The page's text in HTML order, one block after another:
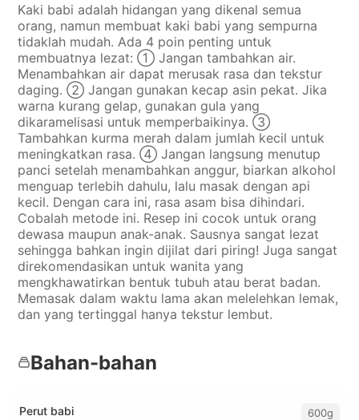
Kaki babi adalah hidangan yang dikenal semua
orang, namun membuat kaki babi yang sempurna
tidaklah mudah. Ada 4 poin penting untuk
membuatnya lezat: ① Jangan tambahkan air.
Menambahkan air dapat merusak rasa dan tekstur
daging. ② Jangan gunakan kecap asin pekat. Jika
warna kurang gelap, gunakan gula yang
dikaramelisasi untuk memperbaikinya. ③
Tambahkan kurma merah dalam jumlah kecil untuk
meningkatkan rasa. ④ Jangan langsung menutup
panci setelah menambahkan anggur, biarkan alkohol
menguap terlebih dahulu, lalu masak dengan api
kecil. Dengan cara ini, rasa asam bisa dihindari.
Cobalah metode ini. Resep ini cocok untuk orang
dewasa maupun anak-anak. Sausnya sangat lezat
sehingga bahkan ingin dijilat dari piring! Juga sangat
direkomendasikan untuk wanita yang
mengkhawatirkan bentuk tubuh atau berat badan.
Memasak dalam waktu lama akan melelehkan lemak,
dan yang tertinggal hanya tekstur lembut.
Bahan-bahan
Perut babi 600g